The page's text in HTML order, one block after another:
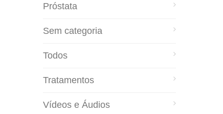
Próstata
Sem categoria
Todos
Tratamentos
Vídeos e Áudios